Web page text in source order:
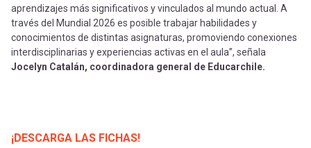
aprendizajes más significativos y vinculados al mundo actual. A
través del Mundial 2026 es posible trabajar habilidades y
conocimientos de distintas asignaturas, promoviendo conexiones
interdisciplinarias y experiencias activas en el aula”, señala
Jocelyn Catalán, coordinadora general de Educarchile.
¡DESCARGA LAS FICHAS!